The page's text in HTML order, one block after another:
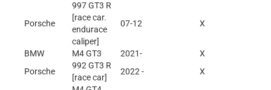
Porsche
997 GT3 R
[race car.
endurace
caliper]
07-12 X
BMW M4 GT3 2021-
X
Porsche
992 GT3 R
[race car]
2022 - X